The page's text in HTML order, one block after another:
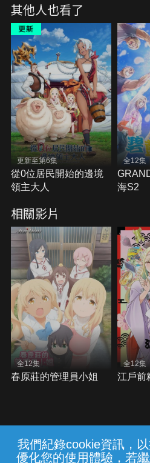
我們紀錄cookie資訊，
優化您的使用體驗，若
其他人也看了
更新至第6集
從0位居民開始的邊境
領主大人
全12集
海S2
相關影片
全12集
春原莊的管理員小姐
全12集
江戶前